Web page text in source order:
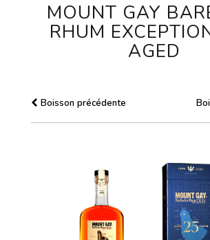
MOUNT GAY
RHUM
AGED
Boisson précédente